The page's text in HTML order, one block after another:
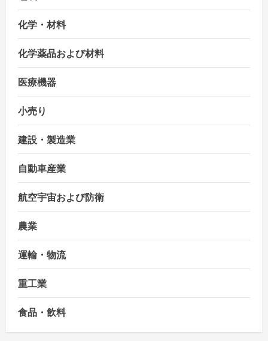
化学・材料
化学薬品および材料
医療機器
小売り
建設・製造業
自動車産業
航空宇宙および防衛
農業
運輸・物流
重工業
食品・飲料